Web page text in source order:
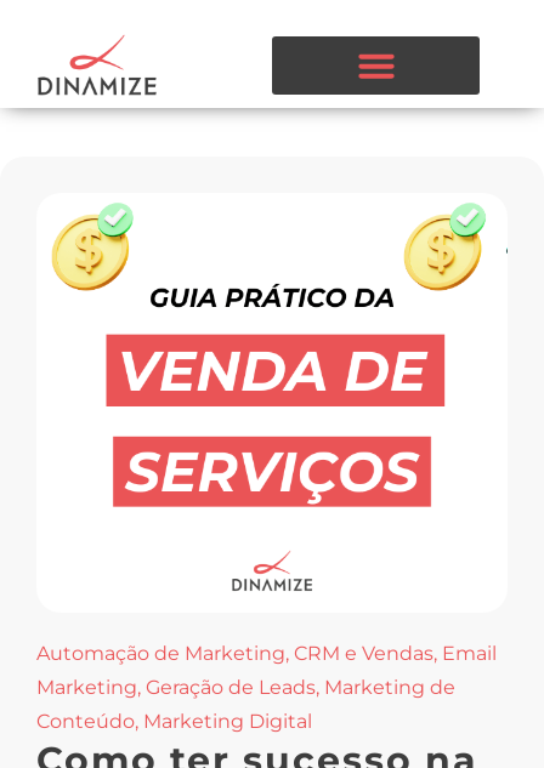
Automação de Marketing, CRM e Vendas, Email
Marketing, Geração de Leads, Marketing de
Conteúdo, Marketing Digital